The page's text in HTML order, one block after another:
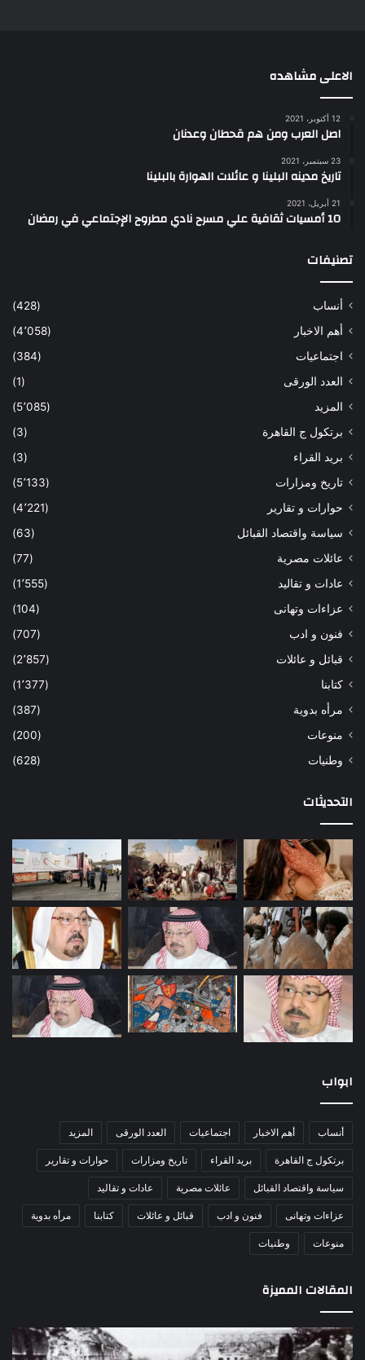
الاعلى مشاهده
12 أكتوبر، 2021
اصل العرب ومن هم قحطان وعدنان
23 سبتمبر، 2021
تاريخ مدينه البلينا و عائلات الهوارة بالبلينا
21 أبريل، 2021
10 أمسيات ثقافية علي مسرح نادي مطروح الإجتماعي في رمضان
تصنيفات
أنساب
(428)
أهم الاخبار
(4٬058)
اجتماعيات
(384)
العدد الورقى
(1)
المزيد
(5٬085)
برتكول ج القاهرة
(3)
بريد القراء
(3)
تاريخ ومزارات
(5٬133)
حوارات و تقارير
(4٬221)
سياسة واقتصاد القبائل
(63)
عائلات مصرية
(77)
عادات و تقاليد
(1٬555)
عزاءات وتهانى
(104)
فنون و ادب
(707)
قبائل و عائلات
(2٬857)
كتابنا
(1٬377)
مرأه بدوية
(387)
منوعات
(200)
وطنيات
(628)
التحديثات
ابواب
أنساب أهم الاخبار اجتماعيات العدد الورقى المزيد
برتكول ج القاهرة بريد القراء تاريخ ومزارات حوارات و تقارير
سياسة واقتصاد القبائل عائلات مصرية عادات و تقاليد
عزاءات وتهانى فنون و ادب قبائل و عائلات كتابنا مرأه بدوية
منوعات وطنيات
المقالات المميزة
مذبحة
اللد..